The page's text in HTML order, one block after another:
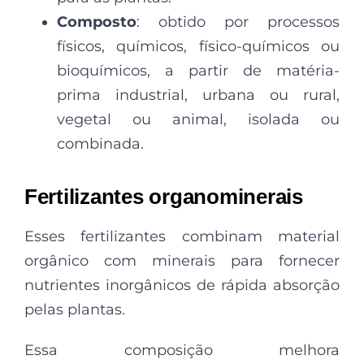
Composto: obtido por processos
físicos, químicos, físico-químicos ou
bioquímicos, a partir de matéria-
prima industrial, urbana ou rural,
vegetal ou animal, isolada ou
combinada.
Fertilizantes organominerais
Esses fertilizantes combinam material
orgânico com minerais para fornecer
nutrientes inorgânicos de rápida absorção
pelas plantas.
Essa composição melhora